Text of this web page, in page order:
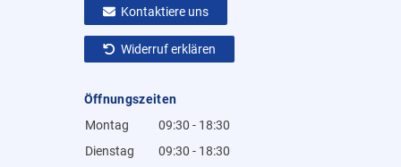
Kontaktiere uns
Widerruf erklären
Öffnungszeiten
Montag
09:30 - 18:30
Dienstag
09:30 - 18:30